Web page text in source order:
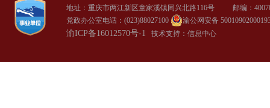
地址：重庆市两江新区童家溪镇同兴北路116号 邮编：
党政办公室电话：(023)88027100
渝公网安备
渝ICP备16012570号-1 技术支持：信息中心